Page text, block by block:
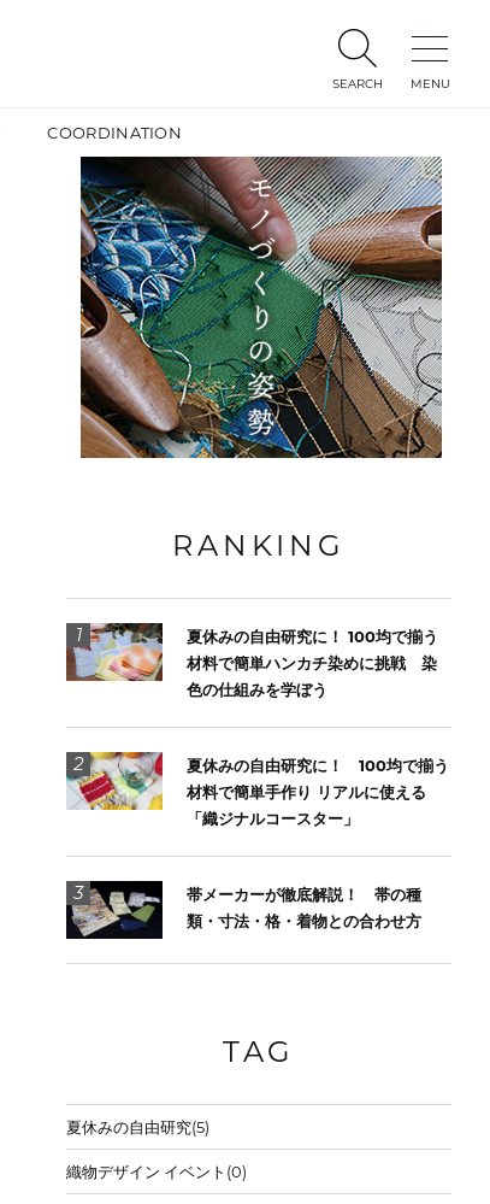
SEARCH MENU
COORDINATION
RANKING
1
夏休みの自由研究に！ 100均で揃う
材料で簡単ハンカチ染めに挑戦 染
色の仕組みを学ぼう
2
夏休みの自由研究に！ 100均で揃う
材料で簡単手作り リアルに使える
「織ジナルコースター」
3
帯メーカーが徹底解説！ 帯の種
類・寸法・格・着物との合わせ方
TAG
夏休みの自由研究(5)
織物デザイン イベント (0)